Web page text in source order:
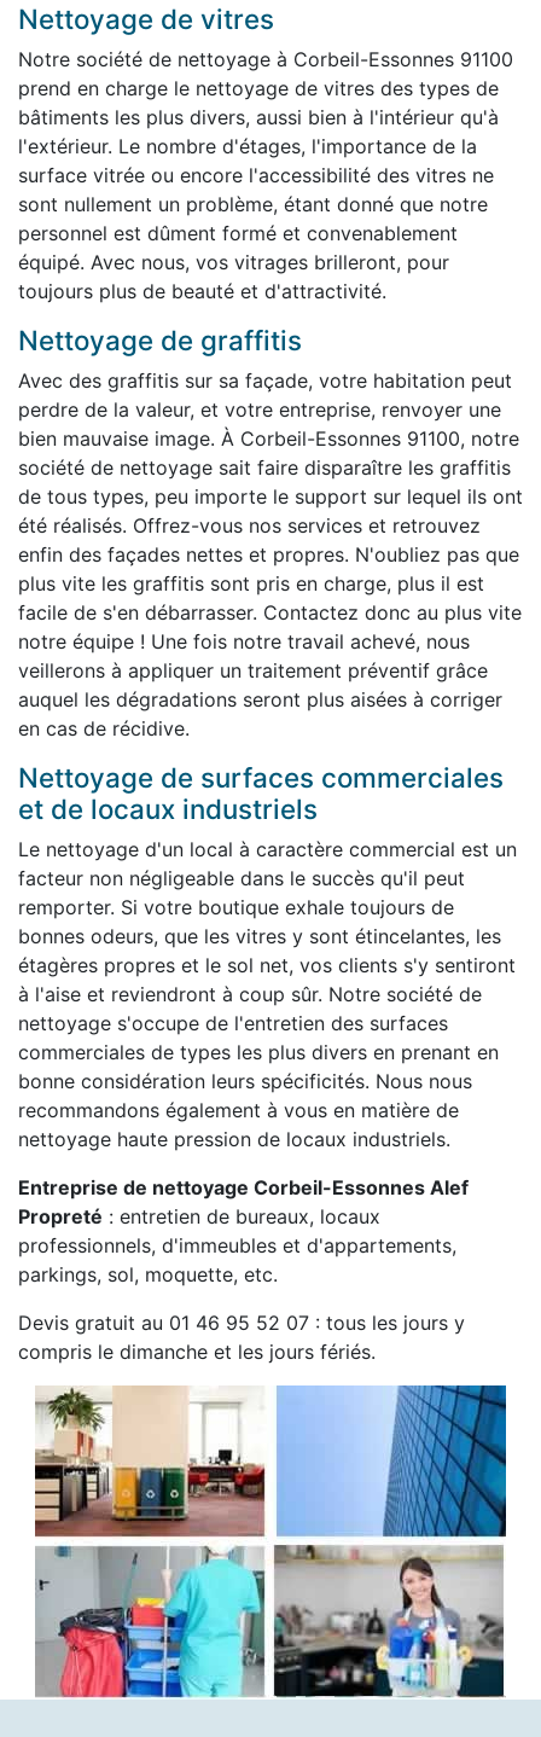
Nettoyage de vitres
Notre société de nettoyage à Corbeil-Essonnes 91100
prend en charge le nettoyage de vitres des types de
bâtiments les plus divers, aussi bien à l'intérieur qu'à
l'extérieur. Le nombre d'étages, l'importance de la
surface vitrée ou encore l'accessibilité des vitres ne
sont nullement un problème, étant donné que notre
personnel est dûment formé et convenablement
équipé. Avec nous, vos vitrages brilleront, pour
toujours plus de beauté et d'attractivité.
Nettoyage de graffitis
Avec des graffitis sur sa façade, votre habitation peut
perdre de la valeur, et votre entreprise, renvoyer une
bien mauvaise image. À Corbeil-Essonnes 91100, notre
société de nettoyage sait faire disparaître les graffitis
de tous types, peu importe le support sur lequel ils ont
été réalisés. Offrez-vous nos services et retrouvez
enfin des façades nettes et propres. N'oubliez pas que
plus vite les graffitis sont pris en charge, plus il est
facile de s'en débarrasser. Contactez donc au plus vite
notre équipe ! Une fois notre travail achevé, nous
veillerons à appliquer un traitement préventif grâce
auquel les dégradations seront plus aisées à corriger
en cas de récidive.
Nettoyage de surfaces commerciales
et de locaux industriels
Le nettoyage d'un local à caractère commercial est un
facteur non négligeable dans le succès qu'il peut
remporter. Si votre boutique exhale toujours de
bonnes odeurs, que les vitres y sont étincelantes, les
étagères propres et le sol net, vos clients s'y sentiront
à l'aise et reviendront à coup sûr. Notre société de
nettoyage s'occupe de l'entretien des surfaces
commerciales de types les plus divers en prenant en
bonne considération leurs spécificités. Nous nous
recommandons également à vous en matière de
nettoyage haute pression de locaux industriels.
Entreprise de nettoyage Corbeil-Essonnes Alef
Propreté : entretien de bureaux, locaux
professionnels, d'immeubles et d'appartements,
parkings, sol, moquette, etc.
Devis gratuit au 01 46 95 52 07 : tous les jours y
compris le dimanche et les jours fériés.